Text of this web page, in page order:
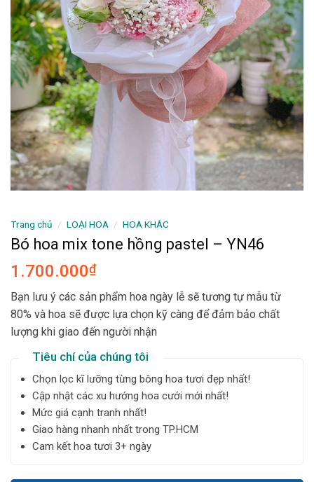
Trang chủ / LOẠI HOA / HOA KHÁC
Bó hoa mix tone hồng pastel – YN46
1.700.000₫
Bạn lưu ý các sản phẩm hoa ngày lễ sẽ tương tự mẫu từ
80% và hoa sẽ được lựa chọn kỹ càng để đảm bảo chất
lượng khi giao đến người nhận
Tiêu chí của chúng tôi
Chọn lọc kĩ lưỡng từng bông hoa tươi đẹp nhất!
Cập nhật các xu hướng hoa cưới mới nhất!
Mức giá cạnh tranh nhất!
Giao hàng nhanh nhất trong TP.HCM
Cam kết hoa tươi 3+ ngày